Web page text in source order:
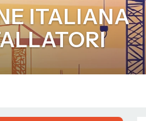
ITALIANA